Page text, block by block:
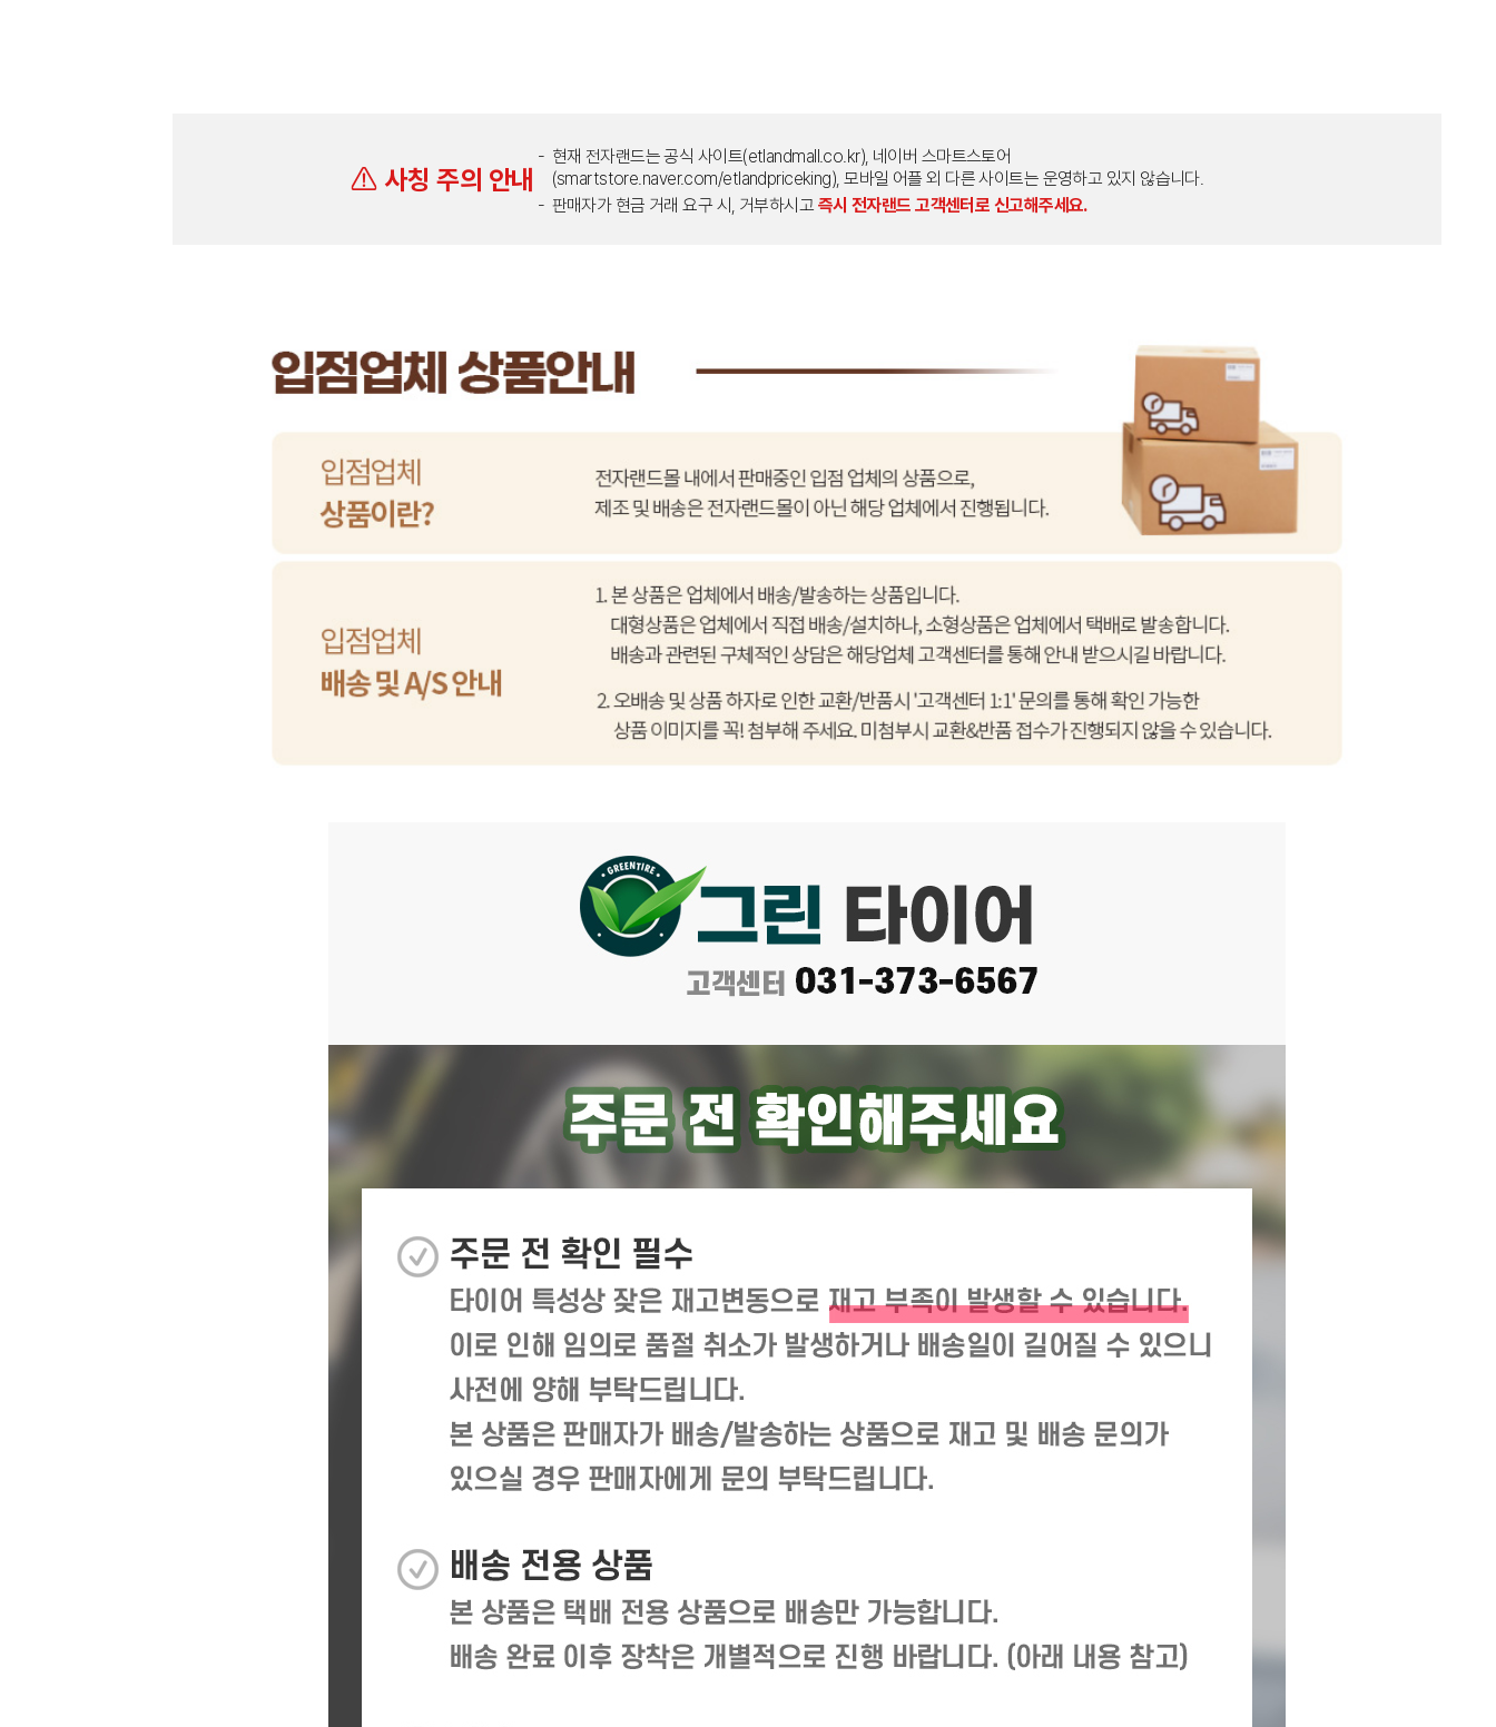
사칭 주의 안내
현재 전자랜드는 공식 사이트(etlandmall.co.kr), 네이버 스마트스토어
(smartstore.naver.com/etlandpriceking), 모바일 어플 외 다른 사이트는 운영하고 있지 않습니다.
판매자가 현금 거래 요구 시, 거부하시고 즉시 전자랜드 고객센터로 신고해주세요.